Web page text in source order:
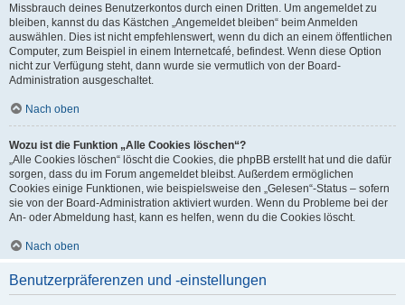
Missbrauch deines Benutzerkontos durch einen Dritten. Um angemeldet zu
bleiben, kannst du das Kästchen „Angemeldet bleiben“ beim Anmelden
auswählen. Dies ist nicht empfehlenswert, wenn du dich an einem öffentlichen
Computer, zum Beispiel in einem Internetcafé, befindest. Wenn diese Option
nicht zur Verfügung steht, dann wurde sie vermutlich von der Board-
Administration ausgeschaltet.
Nach oben
Wozu ist die Funktion „Alle Cookies löschen“?
„Alle Cookies löschen“ löscht die Cookies, die phpBB erstellt hat und die dafür
sorgen, dass du im Forum angemeldet bleibst. Außerdem ermöglichen
Cookies einige Funktionen, wie beispielsweise den „Gelesen“-Status – sofern
sie von der Board-Administration aktiviert wurden. Wenn du Probleme bei der
An- oder Abmeldung hast, kann es helfen, wenn du die Cookies löscht.
Nach oben
Benutzerpräferenzen und -einstellungen